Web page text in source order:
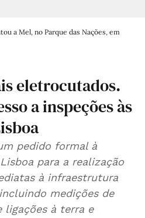
a Mel, no Parque das Nações, em
eletrocutados.
a inspeções às
pedido formal à
para a realização
à infraestrutura
medições de
ligações à terra e